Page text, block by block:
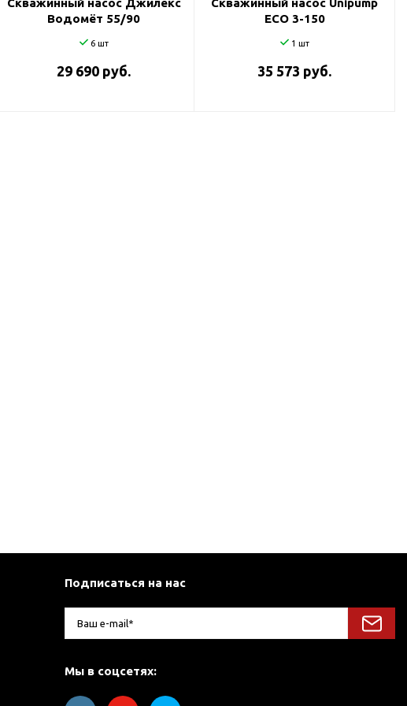
Скважинный насос Джилекс
Водомёт 55/90
6 шт
29 690 руб.
Скважинный насос Unipump
ECO 3-150
1 шт
35 573 руб.
Подписаться на нас
Мы в соцсетях: